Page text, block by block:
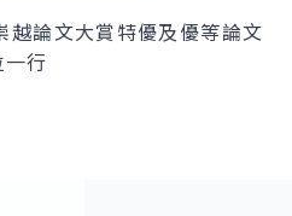
越論文大賞特優及優等論文
行